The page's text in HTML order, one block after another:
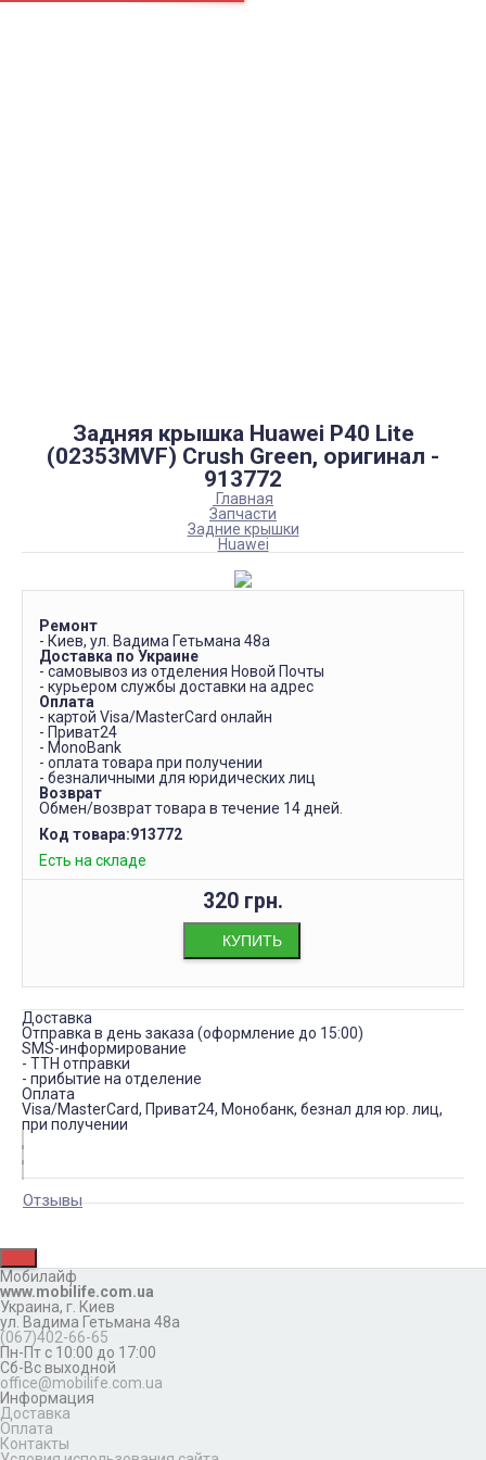
Задняя крышка Huawei P40 Lite
(02353MVF) Crush Green, оригинал -
913772
Главная
Запчасти
Задние крышки
Huawei
Ремонт
- Киев, ул. Вадима Гетьмана 48а
Доставка по Украине
- самовывоз из отделения Новой Почты
- курьером службы доставки на адрес
Оплата
- картой Visa/MasterCard онлайн
- Приват24
- MonoBank
- оплата товара при получении
- безналичными для юридических лиц
Возврат
Обмен/возврат товара в течение 14 дней.
Код товара:913772
Есть на складе
320 грн.
КУПИТЬ
Доставка
Отправка в день заказа (оформление до 15:00)
SMS-информирование
- ТТН отправки
- прибытие на отделение
Оплата
Visa/MasterCard, Приват24, Монобанк, безнал для юр. лиц,
при получении
Отзывы
Мобилайф
www.mobilife.com.ua
Украина, г. Киев
ул. Вадима Гетьмана 48а
(067)402-66-65
Пн-Пт с 10:00 до 17:00
Сб-Вс выходной
office@mobilife.com.ua
Информация
Доставка
Оплата
Контакты